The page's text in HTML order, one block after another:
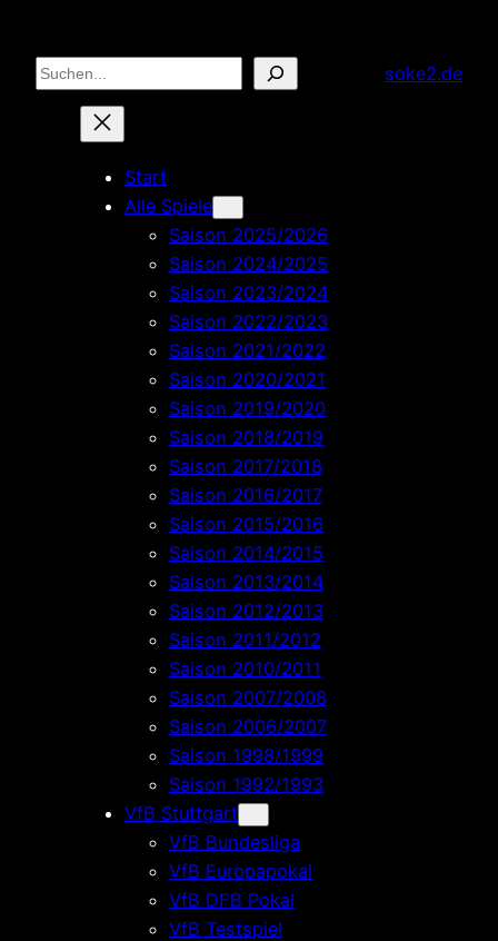
Inhalt
springen
Suchen soke2.de
Start
Alle Spiele
Saison 2025/2026
Saison 2024/2025
Saison 2023/2024
Saison 2022/2023
Saison 2021/2022
Saison 2020/2021
Saison 2019/2020
Saison 2018/2019
Saison 2017/2018
Saison 2016/2017
Saison 2015/2016
Saison 2014/2015
Saison 2013/2014
Saison 2012/2013
Saison 2011/2012
Saison 2010/2011
Saison 2007/2008
Saison 2006/2007
Saison 1998/1999
Saison 1992/1993
VfB Stuttgart
VfB Bundesliga
VfB Europapokal
VfB DFB Pokal
VfB Testspiel